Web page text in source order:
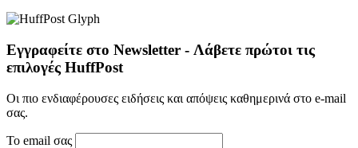
Εγγραφείτε στο Newsletter - Λάβετε πρώτοι τις
επιλογές HuffPost
Οι πιο ενδιαφέρουσες ειδήσεις και απόψεις καθημερινά στο e-mail
σας.
Το email σας